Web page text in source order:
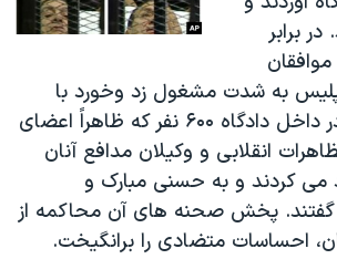
برابر
پلیس به شدت مشغول زد وخورد با
همدیگر بودند، و در داخل دادگاه ۶۰۰ نفر که ظاهراً اعضای
انقلابی و وکیلان مدافع آنان
می کردند و به حسنی مبارک و
گفتند. پخش صحنه های آن محاکمه از
احساسات متضادی را برانگیخت.